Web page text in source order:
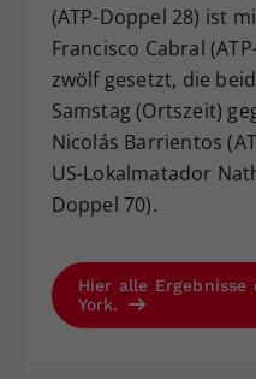
(ATP-Doppel 28) ist
Francisco Cabral
zwölf gesetzt, die
Samstag (Ortszeit)
Nicolás Barrientos
US-Lokalmatador
Doppel 70).
Hier alle Ergebnisse
York.